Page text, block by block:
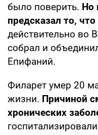
было поверить. Но
предсказал то,
действительно во
собрал и
Епифаний.
Филарет умер 20
жизни. Причиной
хронических